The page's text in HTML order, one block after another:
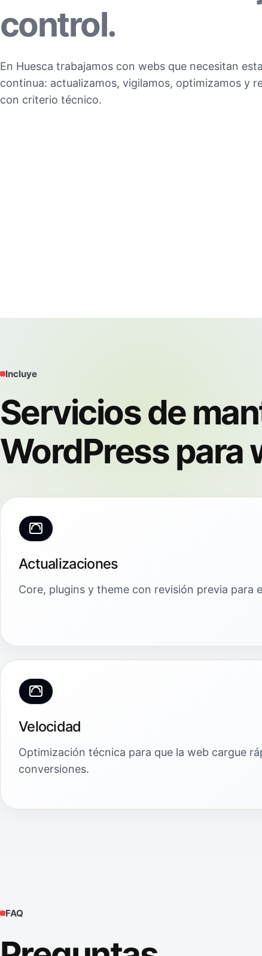
control.
En Huesca trabajamos con webs que necesitan
continua: actualizamos, vigilamos, optimizamos y
con criterio técnico.
Incluye
Servicios de
WordPress para
Actualizaciones
Core, plugins y theme con revisión previa para
Velocidad
Optimización técnica para que la web cargue
conversiones.
FAQ